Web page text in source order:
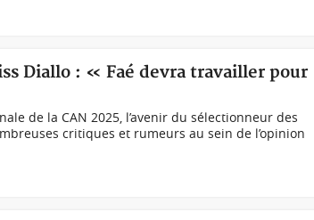
Diallo : « Faé devra travailler pour
de la CAN 2025, l’avenir du sélectionneur des
critiques et rumeurs au sein de l’opinion